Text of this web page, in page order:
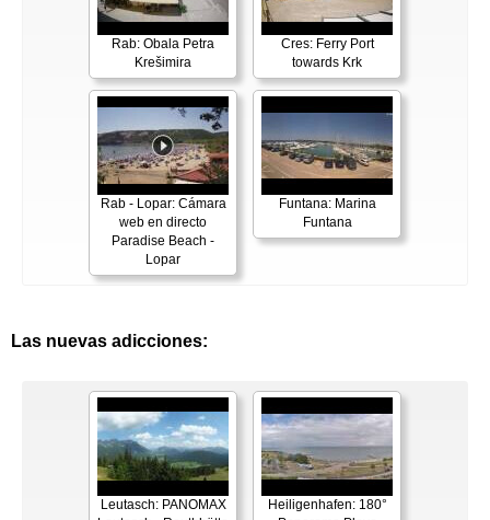
Rab: Obala Petra
Krešimira
Cres: Ferry Port
towards Krk
Rab - Lopar: Cámara
web en directo
Paradise Beach -
Lopar
Funtana: Marina
Funtana
Las nuevas adicciones:
Leutasch: PANOMAX
Heiligenhafen: 180°